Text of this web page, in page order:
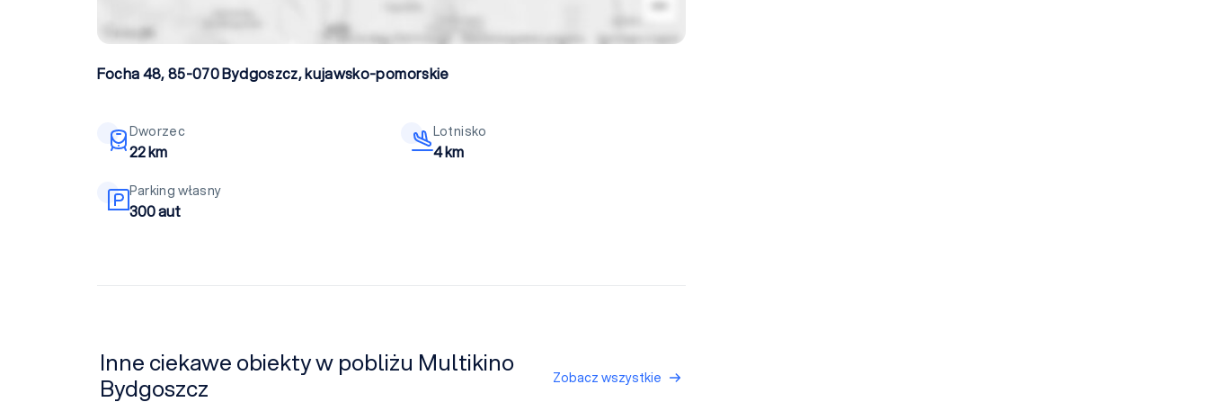
Focha 48, 85-070Bydgoszcz,kujawsko-pomorskie
Dworzec
22 km
Lotnisko
4 km
Parking własny
300 aut
Inne ciekawe obiekty w pobliżu Multikino
Bydgoszcz
Zobacz wszystkie